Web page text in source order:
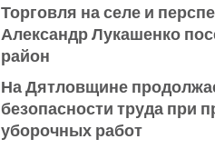
Торговля на селе и
Александр Лукашенко
район
На Дятловщине
безопасности труда при
уборочных работ